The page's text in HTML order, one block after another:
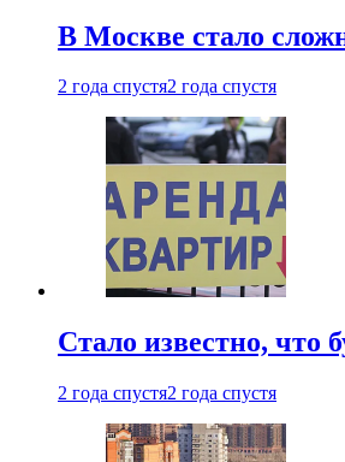
В Москве стало
2 года спустя2 года спустя
Стало известно, что
2 года спустя2 года спустя